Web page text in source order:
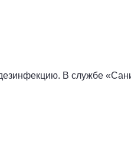
В службе